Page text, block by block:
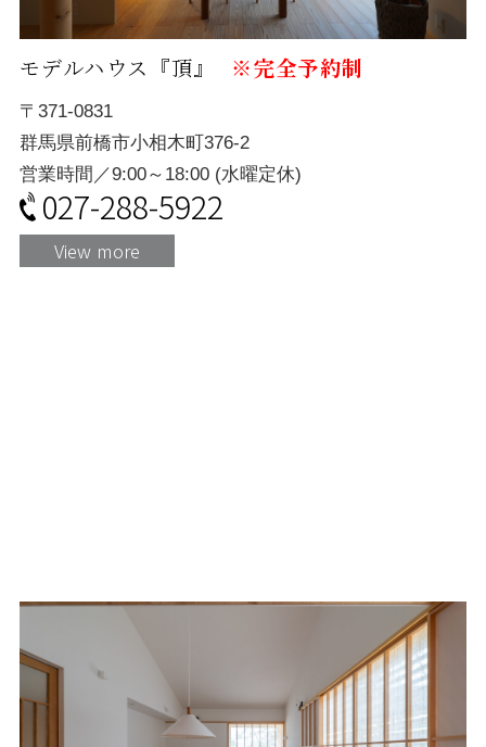
モデルハウス『頂』 ※完全予約制
〒371-0831
群馬県前橋市小相木町376-2
営業時間／9:00～18:00 (水曜定休)
027-288-5922
View more